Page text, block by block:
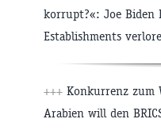
korrupt?«: Joe Biden
Establishments
+++ Konkurrenz zum
Arabien will den